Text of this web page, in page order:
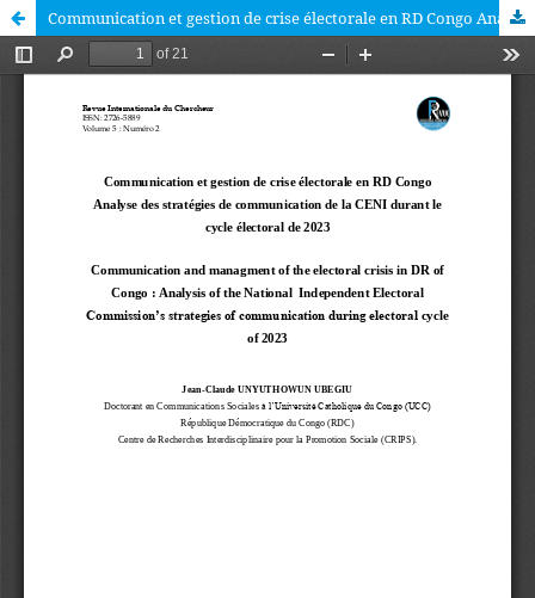
Communication et gestion de crise électorale en RD Congo Analyse des stratégies de communication de la CENI durant le cycle électoral de 2023